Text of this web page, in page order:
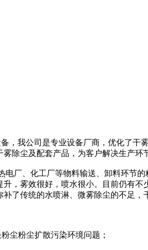
备，我公司是专业设备厂商，优化了
除尘及配套产品，为客户解决生产环
电厂、化工厂等物料输送、卸料环节
，雾效很好，喷水很小。目前仍有
了传统的水喷淋、微雾除尘的不足
尘粉尘扩散污染环境问题；